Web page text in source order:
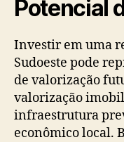
Potencial
Investir em uma
Sudoeste pode
de valorização
valorização
infraestrutura
econômico local.